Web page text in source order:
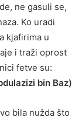
ne gasuli se,
Ko uradi
kjafirima u
i traži oprost
fetve su:
bin Baz)
bila nužda što